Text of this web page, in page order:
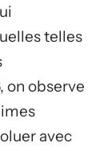
telles
on observe
avec